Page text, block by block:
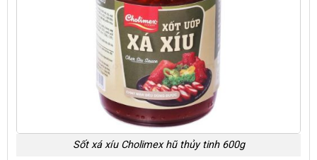
Sốt xá xíu Cholimex hũ thủy tinh 600g